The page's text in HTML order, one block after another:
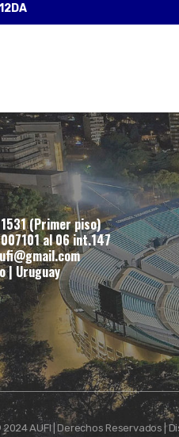
(Primer piso)
al 06 int.147
| Uruguay
AUFI | Derechos Reservados |